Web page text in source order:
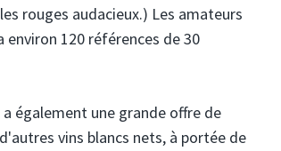
rouges audacieux.) Les amateurs
120 références de 30
également une grande offre de
vins blancs nets, à portée de